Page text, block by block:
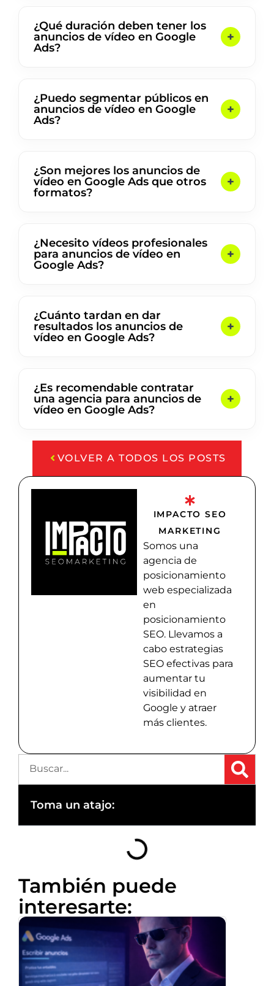
¿Qué duración deben tener los
anuncios de vídeo en Google
Ads?
¿Puedo segmentar públicos en
anuncios de vídeo en Google
Ads?
¿Son mejores los anuncios de
vídeo en Google Ads que otros
formatos?
¿Necesito vídeos profesionales
para anuncios de vídeo en
Google Ads?
¿Cuánto tardan en dar
resultados los anuncios de
vídeo en Google Ads?
¿Es recomendable contratar
una agencia para anuncios de
vídeo en Google Ads?
VOLVER A TODOS LOS POSTS
IMPACTO SEO
MARKETING
Somos una
agencia de
posicionamiento
web especializada
en
posicionamiento
SEO. Llevamos a
cabo estrategias
SEO efectivas para
aumentar tu
visibilidad en
Google y atraer
más clientes.
Toma un atajo:
También puede
interesarte: